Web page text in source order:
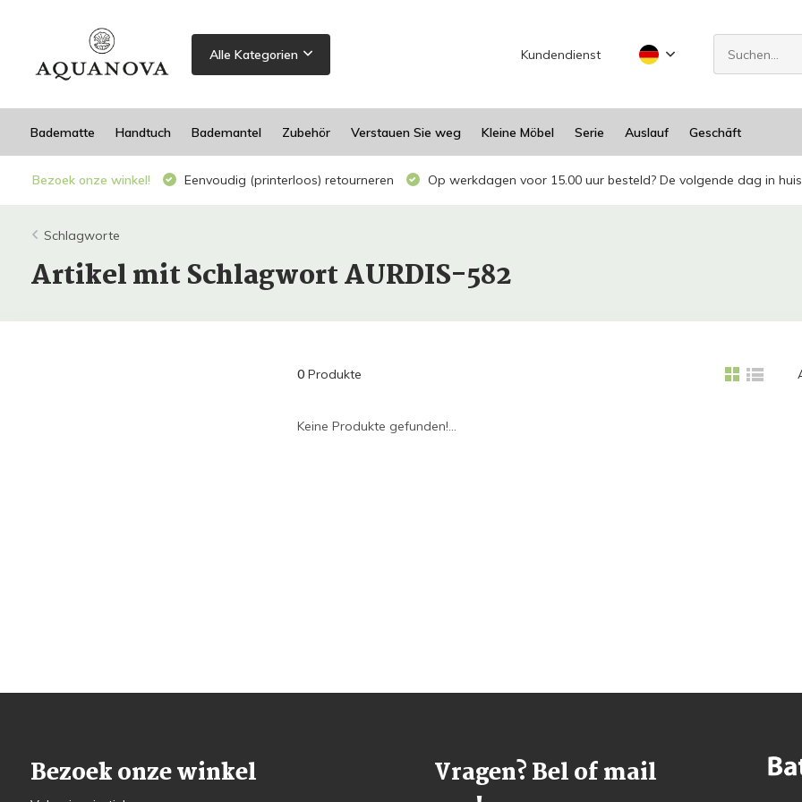
Alle Kategorien Kundendienst
Badematte Handtuch Bademantel Zubehör Verstauen Sie weg Kleine Möbel Serie Auslauf Geschäft
Bezoek onze winkel! Eenvoudig (printerloos) retourneren Op werkdagen voor 15.00 uur besteld? De volgende dag in
Schlagworte
Artikel mit Schlagwort AURDIS-582
0Produkte
Keine Produkte gefunden!...
Bezoek onze winkel
Vragen? Bel of mail